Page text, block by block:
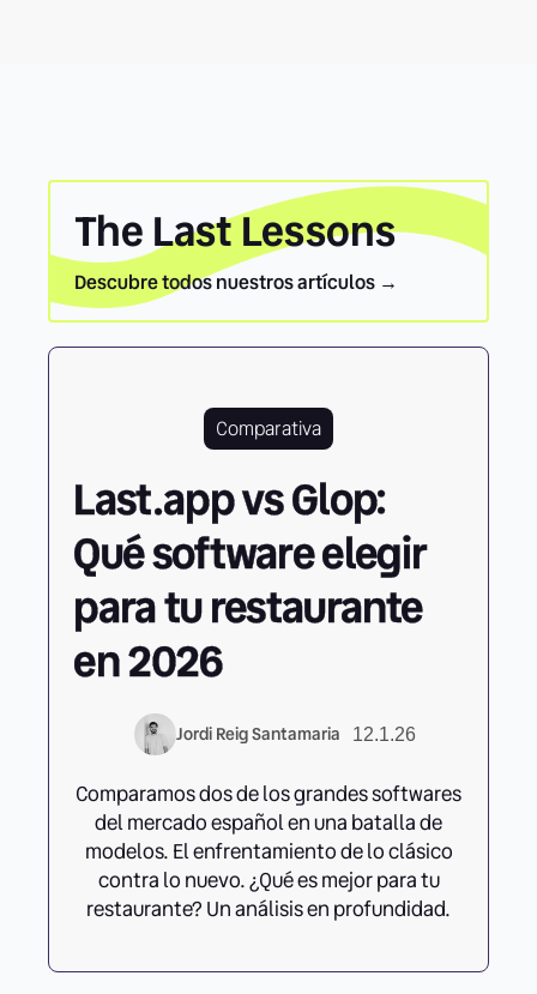
The Last Lessons
Descubre todos nuestros artículos →
Comparativa
Last.app vs Glop:
Qué software elegir
para tu restaurante
en 2026
Jordi Reig Santamaria 12.1.26
Comparamos dos de los grandes softwares
del mercado español en una batalla de
modelos. El enfrentamiento de lo clásico
contra lo nuevo. ¿Qué es mejor para tu
restaurante? Un análisis en profundidad.